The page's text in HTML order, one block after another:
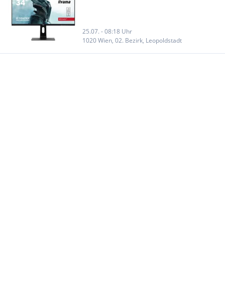
25.07. - 08:18 Uhr
1020 Wien, 02. Bezirk, Leopoldstadt